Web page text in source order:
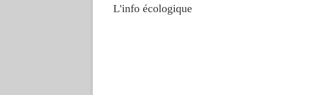
L'info écologique